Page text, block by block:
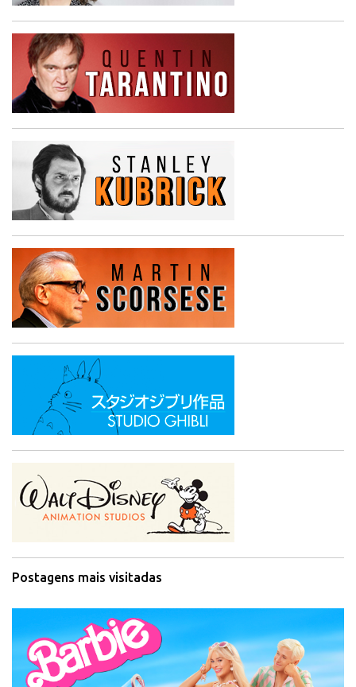
Postagens mais visitadas